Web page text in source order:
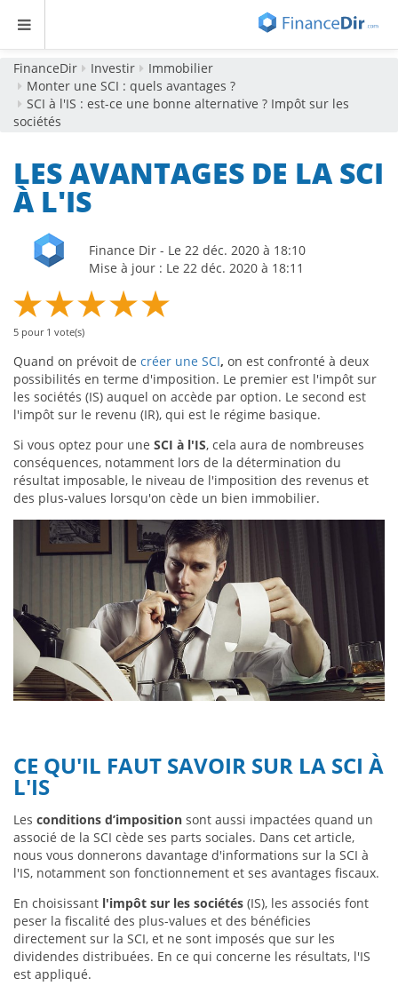
FinanceDir Investir
Immobilier
Monter une SCI : quels avantages ?
SCI à l'IS : est-ce une bonne alternative ? Impôt sur les
sociétés
LES AVANTAGES DE LA SCI
À L'IS
Finance Dir - Le 22 déc. 2020 à 18:10
Mise à jour : Le 22 déc. 2020 à 18:11
5 pour 1 vote(s)
Quand on prévoit de créer une SCI, on est confronté à deux
possibilités en terme d'imposition. Le premier est l'impôt sur
les sociétés (IS) auquel on accède par option. Le second est
l'impôt sur le revenu (IR), qui est le régime basique.
Si vous optez pour une SCI à l'IS, cela aura de nombreuses
conséquences, notamment lors de la détermination du
résultat imposable, le niveau de l'imposition des revenus et
des plus-values lorsqu'on cède un bien immobilier.
CE QU'IL FAUT SAVOIR SUR LA SCI À
L'IS
Les conditions d’imposition sont aussi impactées quand un
associé de la SCI cède ses parts sociales. Dans cet article,
nous vous donnerons davantage d'informations sur la SCI à
l'IS, notamment son fonctionnement et ses avantages fiscaux.
En choisissant l'impôt sur les sociétés (IS), les associés font
peser la fiscalité des plus-values et des bénéficies
directement sur la SCI, et ne sont imposés que sur les
dividendes distribuées. En ce qui concerne les résultats, l'IS
est appliqué.